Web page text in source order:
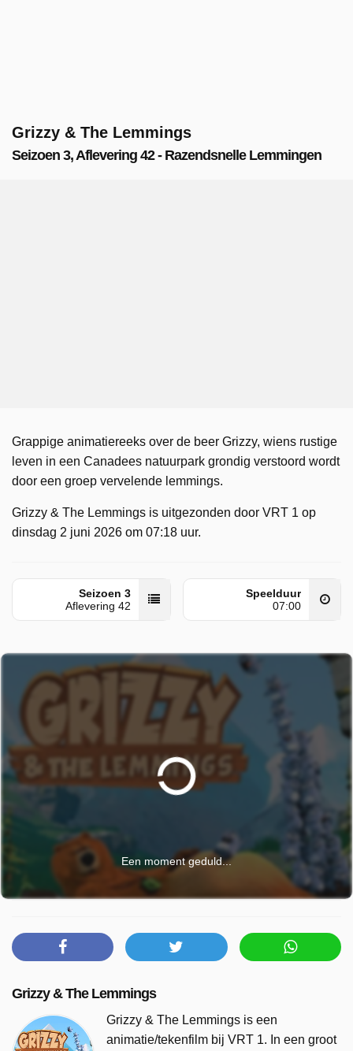
Grizzy & The Lemmings
Seizoen 3, Aflevering 42 - Razendsnelle Lemmingen
Grappige animatiereeks over de beer Grizzy, wiens rustige
leven in een Canadees natuurpark grondig verstoord wordt
door een groep vervelende lemmings.
Grizzy & The Lemmings is uitgezonden door VRT 1 op
dinsdag 2 juni 2026 om 07:18 uur.
Seizoen 3
Aflevering 42
Speelduur
07:00
Een moment geduld...
Grizzy & The Lemmings
Grizzy & The Lemmings is een
animatie/tekenfilm bij VRT 1. In een groot